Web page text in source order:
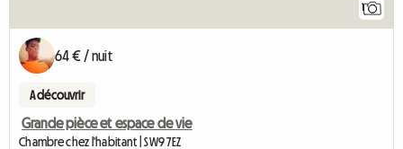
1
64 € / nuit
A découvrir
Grande pièce et espace de vie
Chambre chez l'habitant | SW9 7EZ